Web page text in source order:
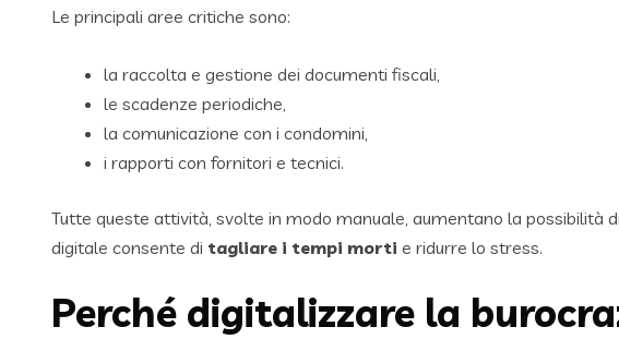
Le principali aree critiche sono:
la raccolta e gestione dei documenti fiscali,
le scadenze periodiche,
la comunicazione con i condomini,
i rapporti con fornitori e tecnici.
Tutte queste attività, svolte in modo manuale, aumentano la possibilità
digitale consente di tagliare i tempi morti e ridurre lo stress.
Perché digitalizzare la